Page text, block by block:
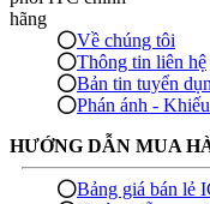
Về chúng tôi
Thông tin liên hệ
Bản tin tuyển
Phán ánh -
HƯỚNG DẪN MUA
Bảng giá bán lẻ